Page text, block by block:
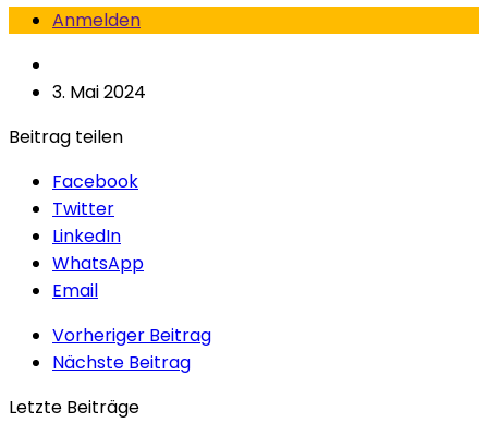
Anmelden
3. Mai 2024
Beitrag teilen
Facebook
Twitter
LinkedIn
WhatsApp
Email
Vorheriger Beitrag
Nächste Beitrag
Letzte Beiträge